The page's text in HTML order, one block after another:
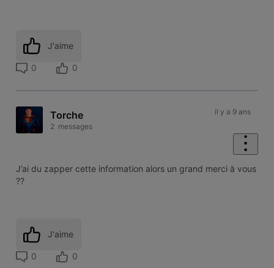
J'aime
0 0
Torche
2 messages
il y a 9 ans
J’ai du zapper cette information alors un grand merci à vous
??
J'aime
0 0